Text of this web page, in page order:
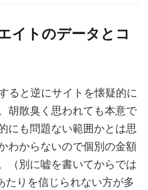
イトのデータとコ
ると逆にサイトを懐疑的に
胡散臭く思われても本意で
にも問題ない範囲かとは思
わからないので個別の金額
（別に嘘を書いてからでは
りを信じられない方が多